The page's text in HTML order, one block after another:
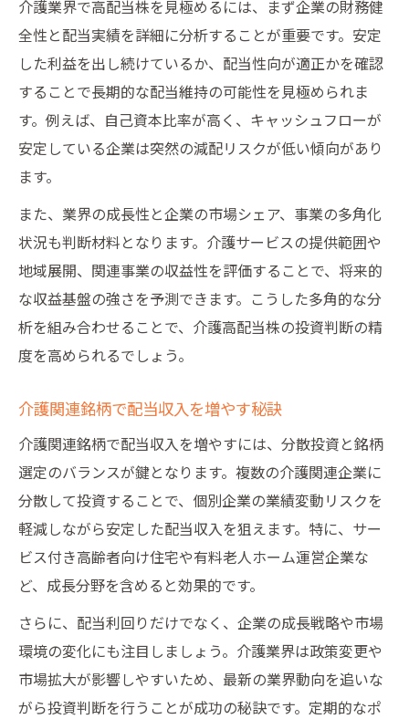
介護業界で高配当株を見極めるには、まず企業の財務健
全性と配当実績を詳細に分析することが重要です。安定
した利益を出し続けているか、配当性向が適正かを確認
することで長期的な配当維持の可能性を見極められま
す。例えば、自己資本比率が高く、キャッシュフローが
安定している企業は突然の減配リスクが低い傾向があり
ます。
また、業界の成長性と企業の市場シェア、事業の多角化
状況も判断材料となります。介護サービスの提供範囲や
地域展開、関連事業の収益性を評価することで、将来的
な収益基盤の強さを予測できます。こうした多角的な分
析を組み合わせることで、介護高配当株の投資判断の精
度を高められるでしょう。
介護関連銘柄で配当収入を増やす秘訣
介護関連銘柄で配当収入を増やすには、分散投資と銘柄
選定のバランスが鍵となります。複数の介護関連企業に
分散して投資することで、個別企業の業績変動リスクを
軽減しながら安定した配当収入を狙えます。特に、サー
ビス付き高齢者向け住宅や有料老人ホーム運営企業な
ど、成長分野を含めると効果的です。
さらに、配当利回りだけでなく、企業の成長戦略や市場
環境の変化にも注目しましょう。介護業界は政策変更や
市場拡大が影響しやすいため、最新の業界動向を追いな
がら投資判断を行うことが成功の秘訣です。定期的なポ